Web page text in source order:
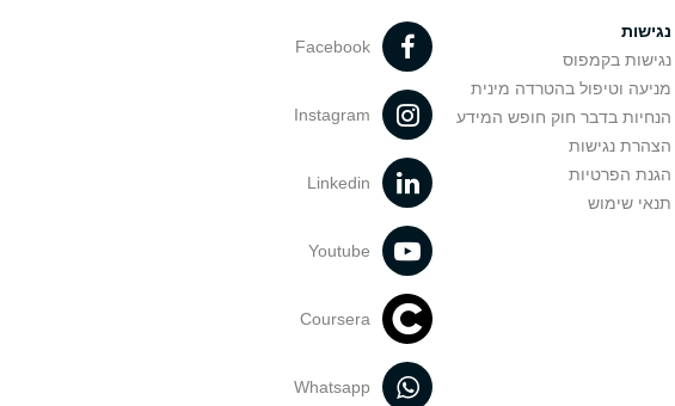
נגישות
נגישות בקמפוס
מניעה וטיפול בהטרדה מינית
הנחיות בדבר חוק חופש המידע
הצהרת נגישות
הגנת הפרטיות
תנאי שימוש
Facebook
Instagram
Linkedin
Youtube
Coursera
Whatsapp